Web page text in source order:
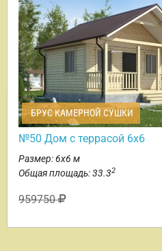
БРУС КАМЕРНОЙ СУШКИ
№50 Дом с террасой 6х6
Размер: 6х6 м
Общая площадь: 33.32
959750